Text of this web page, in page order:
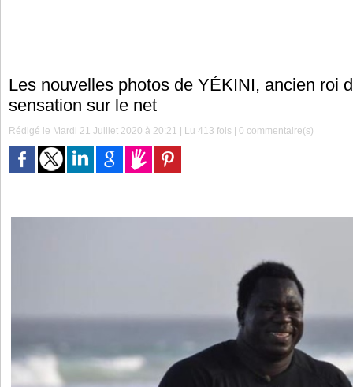
Les nouvelles photos de YÉKINI, ancien roi
sensation sur le net
Rédigé le Mardi 21 Juillet 2020 à 20:21 | Lu 413 fois |0 commentaire(s)